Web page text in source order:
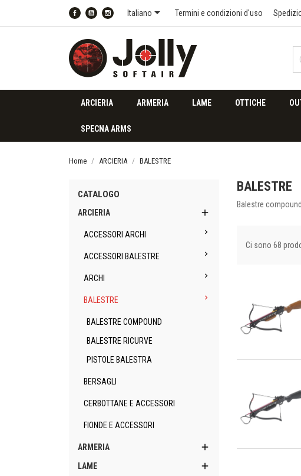
FacebookYouTube
Italiano Termini e condizioni d'uso
ARCIERIA ARMERIA LAME OTTICHE
SPECNA ARMS
Home ARCIERIA BALESTRE
CATALOGO
ARCIERIA 
ACCESSORI ARCHI 
ACCESSORI BALESTRE 
ARCHI 
BALESTRE 
BALESTRE COMPOUND
BALESTRE RICURVE
PISTOLE BALESTRA
BERSAGLI
CERBOTTANE E ACCESSORI
FIONDE E ACCESSORI
ARMERIA 
LAME 
BALESTRE
Balestre
Ci sono 68
Anteprima
Anteprima